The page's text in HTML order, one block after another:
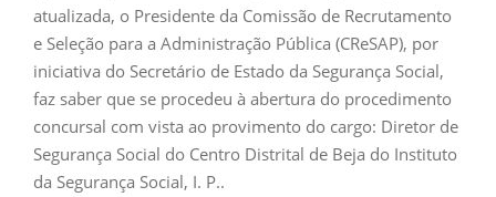
atualizada, o Presidente da Comissão de Recrutamento
e Seleção para a Administração Pública (CReSAP), por
iniciativa do Secretário de Estado da Segurança Social,
faz saber que se procedeu à abertura do procedimento
concursal com vista ao provimento do cargo: Diretor de
Segurança Social do Centro Distrital de Beja do Instituto
da Segurança Social, I. P..